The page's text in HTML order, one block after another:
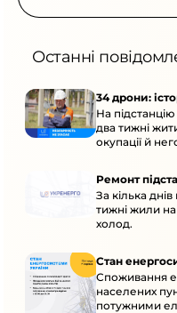
Останні
34 дрони:
На
два тижні
окупації й
Ремонт
За кілька
тижні жили
холод.
Стан
Споживання
населених
потужними